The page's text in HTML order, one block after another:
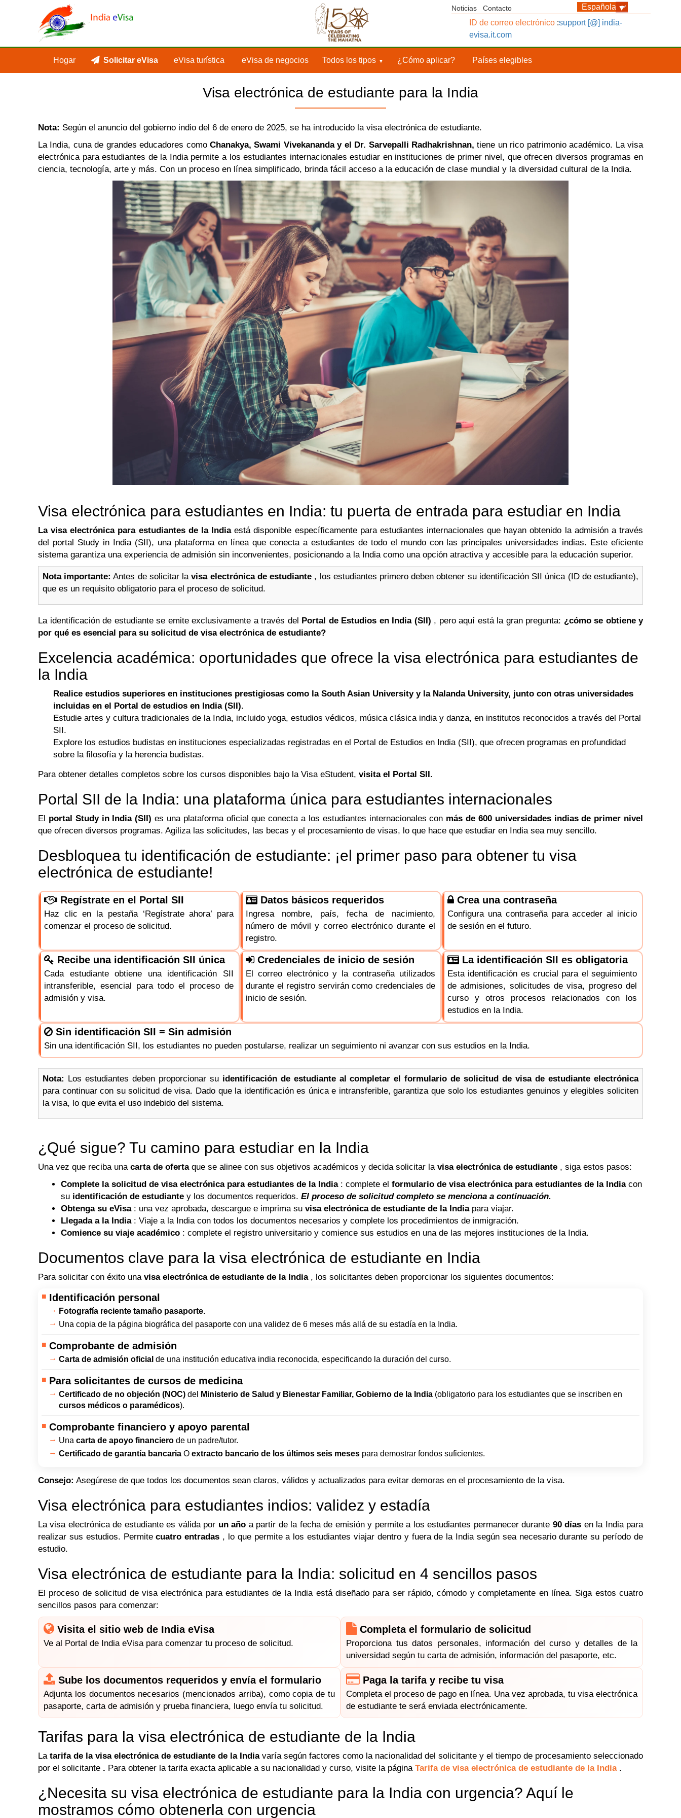
Noticias Contacto
ID de correo electrónico :support [@] india-
evisa.it.com
Hogar Solicitar eVisa eVisa turística eVisa de negocios Todos los tipos ¿Cómo aplicar? Países elegibles
Visa electrónica de estudiante para la India
Nota: Según el anuncio del gobierno indio del 6 de enero de 2025, se ha introducido la visa electrónica de estudiante.
La India, cuna de grandes educadores como Chanakya, Swami Vivekananda y el Dr. Sarvepalli Radhakrishnan, tiene un rico patrimonio académico. La visa
electrónica para estudiantes de la India permite a los estudiantes internacionales estudiar en instituciones de primer nivel, que ofrecen diversos programas en
ciencia, tecnología, arte y más. Con un proceso en línea simplificado, brinda fácil acceso a la educación de clase mundial y la diversidad cultural de la India.
Visa electrónica para estudiantes en India: tu puerta de entrada para estudiar en India
La visa electrónica para estudiantes de la Indiaestá disponible específicamente para estudiantes internacionales que hayan obtenido la admisión a través
del portal Study in India (SII), una plataforma en línea que conecta a estudiantes de todo el mundo con las principales universidades indias. Este eficiente
sistema garantiza una experiencia de admisión sin inconvenientes, posicionando a la India como una opción atractiva y accesible para la educación superior.
Nota importante: Antes de solicitar lavisa electrónica de estudiante , los estudiantes primero deben obtener su identificación SII única (ID de estudiante),
que es un requisito obligatorio para el proceso de solicitud.
La identificación de estudiante se emite exclusivamente a través del Portal de Estudios en India (SII) , pero aquí está la gran pregunta: ¿cómo se obtiene y
por qué es esencial para su solicitud de visa electrónica de estudiante?
Excelencia académica: oportunidades que ofrece la visa electrónica para estudiantes de
la India
Realice estudios superiores en instituciones prestigiosas como la South Asian University y la Nalanda University, junto con otras universidades
incluidas en el Portal de estudios en India (SII).
Estudie artes y cultura tradicionales de la India, incluido yoga, estudios védicos, música clásica india y danza, en institutos reconocidos a través del Portal
SII.
Explore los estudios budistas en instituciones especializadas registradas en el Portal de Estudios en India (SII), que ofrecen programas en profundidad
sobre la filosofía y la herencia budistas.
Para obtener detalles completos sobre los cursos disponibles bajo la Visa eStudent, visita el Portal SII.
Portal SII de la India: una plataforma única para estudiantes internacionales
El portal Study in India (SII) es una plataforma oficial que conecta a los estudiantes internacionales con más de 600 universidades indias de primer nivel
que ofrecen diversos programas. Agiliza las solicitudes, las becas y el procesamiento de visas, lo que hace que estudiar en India sea muy sencillo.
Desbloquea tu identificación de estudiante: ¡el primer paso para obtener tu visa
electrónica de estudiante!
Regístrate en el Portal SII
Haz clic en la pestaña ‘Regístrate ahora’ para
comenzar el proceso de solicitud.
Datos básicos requeridos
Ingresa nombre, país, fecha de nacimiento,
número de móvil y correo electrónico durante el
registro.
Crea una contraseña
Configura una contraseña para acceder al inicio
de sesión en el futuro.
Recibe una identificación SII única
Cada estudiante obtiene una identificación SII
intransferible, esencial para todo el proceso de
admisión y visa.
Credenciales de inicio de sesión
El correo electrónico y la contraseña utilizados
durante el registro servirán como credenciales de
inicio de sesión.
La identificación SII es obligatoria
Esta identificación es crucial para el seguimiento
de admisiones, solicitudes de visa, progreso del
curso y otros procesos relacionados con los
estudios en la India.
Sin identificación SII = Sin admisión
Sin una identificación SII, los estudiantes no pueden postularse, realizar un seguimiento ni avanzar con sus estudios en la India.
Nota: Los estudiantes deben proporcionar su identificación de estudiante al completar el formulario de solicitud de visa de estudiante electrónica
para continuar con su solicitud de visa. Dado que la identificación es única e intransferible, garantiza que solo los estudiantes genuinos y elegibles soliciten
la visa, lo que evita el uso indebido del sistema.
¿Qué sigue? Tu camino para estudiar en la India
Una vez que reciba una carta de ofertaque se alinee con sus objetivos académicos y decida solicitar la visa electrónica de estudiante , siga estos pasos:
Complete la solicitud de visa electrónica para estudiantes de la India: complete el formulario de visa electrónica para estudiantes de la Indiacon
su identificación de estudiante y los documentos requeridos. El proceso de solicitud completo se menciona a continuación.
Obtenga su eVisa: una vez aprobada, descargue e imprima su visa electrónica de estudiante de la Indiapara viajar.
Llegada a la India: Viaje a la India con todos los documentos necesarios y complete los procedimientos de inmigración.
Comience su viaje académico : complete el registro universitario y comience sus estudios en una de las mejores instituciones de la India.
Documentos clave para la visa electrónica de estudiante en India
Para solicitar con éxito una visa electrónica de estudiante de la India, los solicitantes deben proporcionar los siguientes documentos:
Identificación personal
Fotografía reciente tamaño pasaporte.
Una copia de la página biográfica del pasaporte con una validez de 6 meses más allá de su estadía en la India.
Comprobante de admisión
Carta de admisión oficial de una institución educativa india reconocida, especificando la duración del curso.
Para solicitantes de cursos de medicina
Certificado de no objeción (NOC) del Ministerio de Salud y Bienestar Familiar, Gobierno de la India (obligatorio para los estudiantes que se inscriben en
cursos médicos o paramédicos).
Comprobante financiero y apoyo parental
Una carta de apoyo financiero de un padre/tutor.
Certificado de garantía bancaria O extracto bancario de los últimos seis meses para demostrar fondos suficientes.
Consejo: Asegúrese de que todos los documentos sean claros, válidos y actualizados para evitar demoras en el procesamiento de la visa.
Visa electrónica para estudiantes indios: validez y estadía
La visa electrónica de estudiante es válida por un año a partir de la fecha de emisión y permite a los estudiantes permanecer durante 90 días en la India para
realizar sus estudios. Permitecuatro entradas , lo que permite a los estudiantes viajar dentro y fuera de la India según sea necesario durante su período de
estudio.
Visa electrónica de estudiante para la India: solicitud en 4 sencillos pasos
El proceso de solicitud de visa electrónica para estudiantes de la India está diseñado para ser rápido, cómodo y completamente en línea. Siga estos cuatro
sencillos pasos para comenzar:
Visita el sitio web de India eVisa
Ve al Portal de India eVisa para comenzar tu proceso de solicitud.
Completa el formulario de solicitud
Proporciona tus datos personales, información del curso y detalles de la
universidad según tu carta de admisión, información del pasaporte, etc.
Sube los documentos requeridos y envía el formulario
Adjunta los documentos necesarios (mencionados arriba), como copia de tu
pasaporte, carta de admisión y prueba financiera, luego envía tu solicitud.
Paga la tarifa y recibe tu visa
Completa el proceso de pago en línea. Una vez aprobada, tu visa electrónica
de estudiante te será enviada electrónicamente.
Tarifas para la visa electrónica de estudiante de la India
La tarifa de la visa electrónica de estudiante de la Indiavaría según factores como la nacionalidad del solicitante y el tiempo de procesamiento seleccionado
por el solicitante . Para obtener la tarifa exacta aplicable a su nacionalidad y curso, visite la página Tarifa de visa electrónica de estudiante de la India.
¿Necesita su visa electrónica de estudiante para la India con urgencia? Aquí le
mostramos cómo obtenerla con urgencia